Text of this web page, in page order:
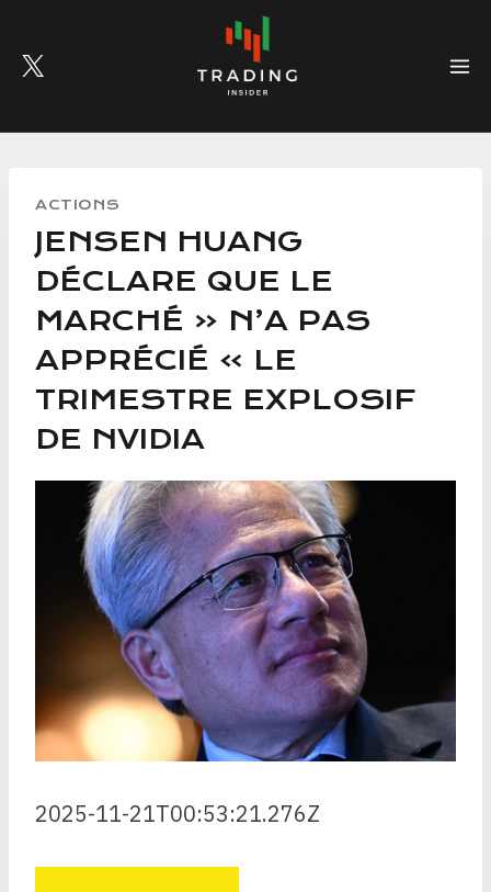
content
ACTIONS
JENSEN HUANG
DÉCLARE QUE LE
MARCHÉ « N’A PAS
APPRÉCIÉ » LE
TRIMESTRE EXPLOSIF
DE NVIDIA
2025-11-21T00:53:21.276Z